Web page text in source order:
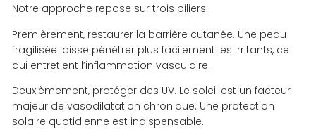
Notre approche repose sur trois piliers.
Premièrement, restaurer la barrière cutanée. Une peau
fragilisée laisse pénétrer plus facilement les irritants, ce
qui entretient l’inflammation vasculaire.
Deuxièmement, protéger des UV. Le soleil est un facteur
majeur de vasodilatation chronique. Une protection
solaire quotidienne est indispensable.